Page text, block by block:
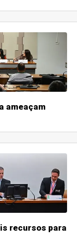
ameaçam
recursos para